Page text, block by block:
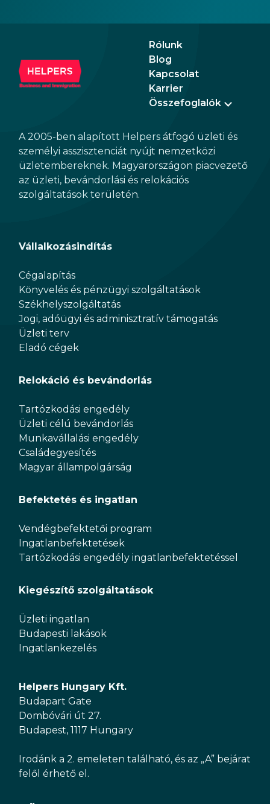
the
Rólunk
Blog
Kapcsolat
Karrier
Összefoglalók
A 2005-ben alapított Helpers átfogó üzleti és
személyi asszisztenciát nyújt nemzetközi
üzletembereknek. Magyarországon piacvezető
az üzleti, bevándorlási és relokációs
szolgáltatások területén.
Vállalkozásindítás
Cégalapítás
Könyvelés és pénzügyi szolgáltatások
Székhelyszolgáltatás
Jogi, adóügyi és adminisztratív támogatás
Üzleti terv
Eladó cégek
Relokáció és bevándorlás
Tartózkodási engedély
Üzleti célú bevándorlás
Munkavállalási engedély
Családegyesítés
Magyar állampolgárság
Befektetés és ingatlan
Vendégbefektetői program
Ingatlanbefektetések
Tartózkodási engedély ingatlanbefektetéssel
Kiegészítő szolgáltatások
Üzleti ingatlan
Budapesti lakások
Ingatlankezelés
Helpers Hungary Kft.
Budapart Gate
Dombóvári út 27.
Budapest, 1117 Hungary
Irodánk a 2. emeleten található, és az „A” bejárat
felől érhető el.